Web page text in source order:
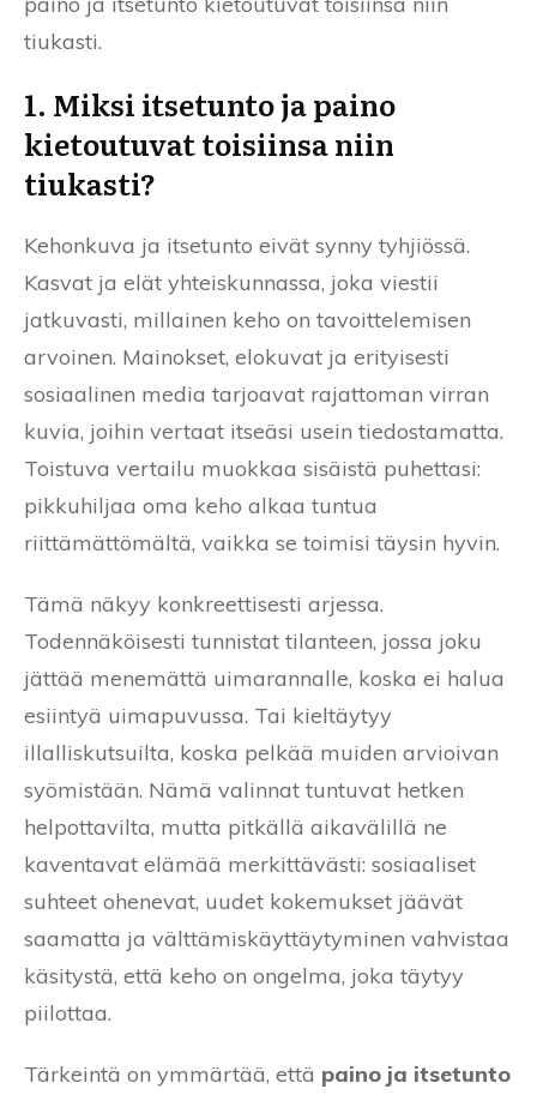
tiukasti.
1. Miksi itsetunto ja paino
kietoutuvat toisiinsa niin
tiukasti?
Kehonkuva ja itsetunto eivät synny tyhjiössä.
Kasvat ja elät yhteiskunnassa, joka viestii
jatkuvasti, millainen keho on tavoittelemisen
arvoinen. Mainokset, elokuvat ja erityisesti
sosiaalinen media tarjoavat rajattoman virran
kuvia, joihin vertaat itseäsi usein tiedostamatta.
Toistuva vertailu muokkaa sisäistä puhettasi:
pikkuhiljaa oma keho alkaa tuntua
riittämättömältä, vaikka se toimisi täysin hyvin.
Tämä näkyy konkreettisesti arjessa.
Todennäköisesti tunnistat tilanteen, jossa joku
jättää menemättä uimarannalle, koska ei halua
esiintyä uimapuvussa. Tai kieltäytyy
illalliskutsuilta, koska pelkää muiden arvioivan
syömistään. Nämä valinnat tuntuvat hetken
helpottavilta, mutta pitkällä aikavälillä ne
kaventavat elämää merkittävästi: sosiaaliset
suhteet ohenevat, uudet kokemukset jäävät
saamatta ja välttämiskäyttäytyminen vahvistaa
käsitystä, että keho on ongelma, joka täytyy
piilottaa.
Tärkeintä on ymmärtää, että paino ja itsetunto